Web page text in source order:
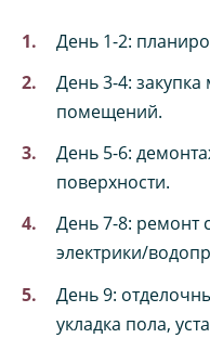
День 1-2:
День 3-4:
помещений.
День 5-6:
поверхности.
День 7-8: ремонт
электрики/
День 9:
укладка пола,